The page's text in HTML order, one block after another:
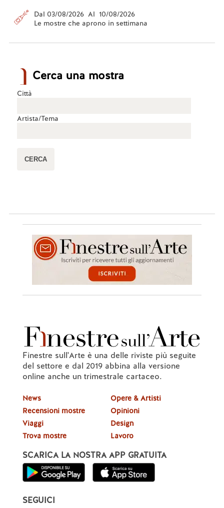
Dal 03/08/2026 Al 10/08/2026
Le mostre che aprono in settimana
Cerca una mostra
Città
Artista/Tema
Finestre sull'Arte è una delle riviste più seguite
del settore e dal 2019 abbina alla versione
online anche un trimestrale cartaceo.
News
Recensioni mostre
Viaggi
Trova mostre
Opere & Artisti
Opinioni
Design
Lavoro
SCARICA LA NOSTRA APP GRATUITA
SEGUICI